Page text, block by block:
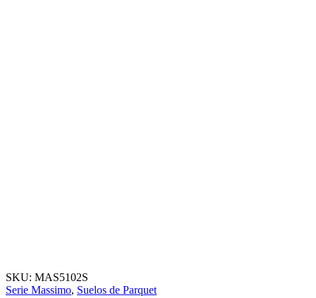
SKU: MAS5102S
Serie Massimo, Suelos de Parquet